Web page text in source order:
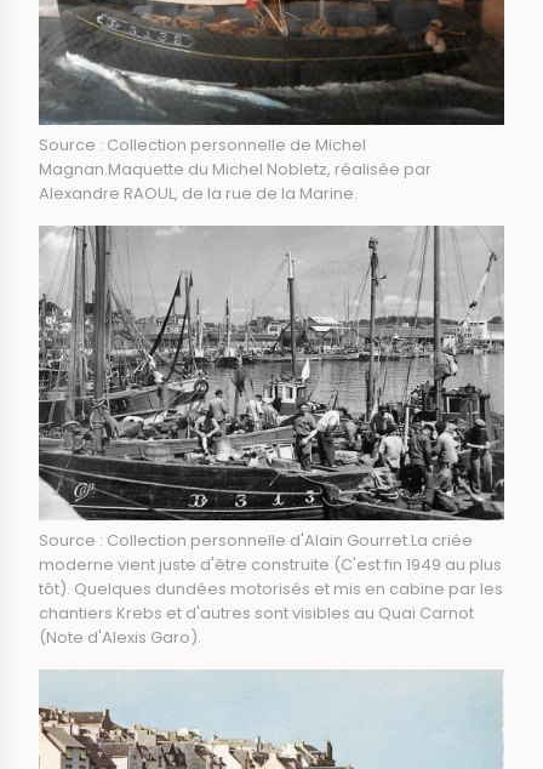
Source : Collection personnelle de Michel
Magnan.Maquette du Michel Nobletz, réalisée par
Alexandre RAOUL, de la rue de la Marine.
Source : Collection personnelle d'Alain Gourret.La criée
moderne vient juste d'être construite (C'est fin 1949 au plus
tôt). Quelques dundées motorisés et mis en cabine par les
chantiers Krebs et d'autres sont visibles au Quai Carnot
(Note d'Alexis Garo).